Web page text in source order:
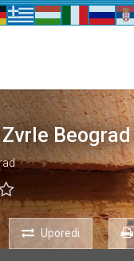
Beograd
Uporedi